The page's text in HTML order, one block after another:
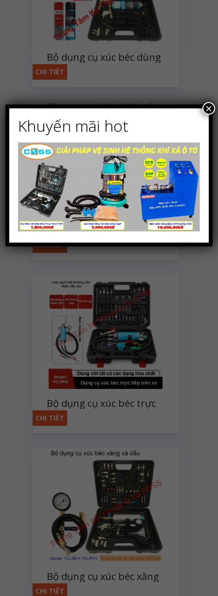
Bộ dụng cụ xúc béc dùng
dung dịch 3M đầy đủ chi
tiết
CHI TIẾT
Bộ dụng cụ xúc béc động
cơ xăng
CHI TIẾT
Bộ dụng cụ xúc béc trực
tiếp trên xe
CHI TIẾT
Bộ dụng cụ xúc béc xăng
và dầu đa năng
CHI TIẾT
Khuyến mãi hot
×